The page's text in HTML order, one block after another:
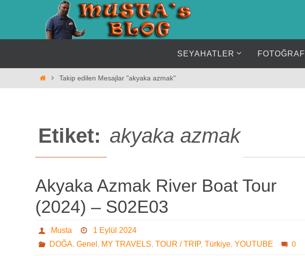
SEYAHATLER FOTOĞRAF
HomeTakip edilen Mesajlar "akyaka azmak"
Etiket: akyaka azmak
Akyaka Azmak River Boat Tour
(2024) – S02E03
Musta
1 Eylül 2024
DOĞA, Genel , MY TRAVELS, TOUR / TRIP, Türkiye, YOUTUBE 0